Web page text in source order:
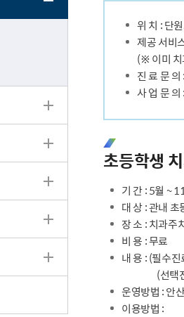
위 치 : 단
제공 서비
(※ 이미 치
진 료 문
사 업 문
초등학생
기 간 : 5월 ~
대 상 : 관내
장 소 : 치과주
비 용 : 무료
내 용 : (필수
(선택
운영방법 : 안
이용방법 :